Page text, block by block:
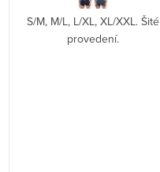
S/M, M/L, L/XL, XL/XXL. Šité
provedení.